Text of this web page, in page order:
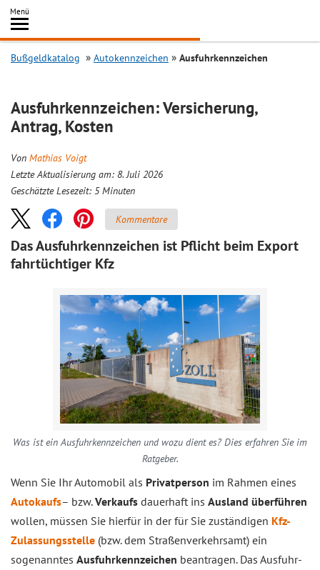
Inhalt
springen
Menü
Search
Bußgeldkatalog Autokennzeichen Ausfuhrkennzeichen
Ausfuhrkennzeichen: Versicherung,
Antrag, Kosten
Von Mathias Voigt
Letzte Aktualisierung am: 8. Juli 2026
Geschätzte Lesezeit: 5 Minuten
Kommentare
Das Ausfuhrkennzeichen ist Pflicht beim Export
fahrtüchtiger Kfz
Was ist ein Ausfuhrkennzeichen und wozu dient es? Dies erfahren Sie im
Ratgeber.
Wenn Sie Ihr Automobil als Privatperson im Rahmen eines
Autokaufs– bzw.Verkaufs dauerhaft ins Ausland überführen
wollen, müssen Sie hierfür in der für Sie zuständigen Kfz-
Zulassungsstelle (bzw. dem Straßenverkehrsamt) ein
sogenanntes Ausfuhrkennzeichen beantragen. Das Ausfuhr-